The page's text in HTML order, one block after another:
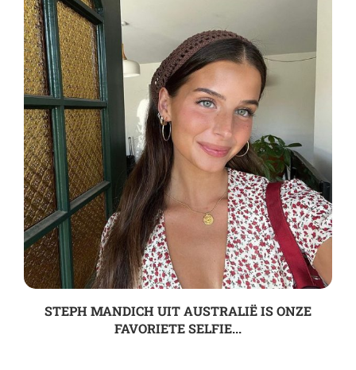
STEPH MANDICH UIT AUSTRALIË IS ONZE
FAVORIETE SELFIE...